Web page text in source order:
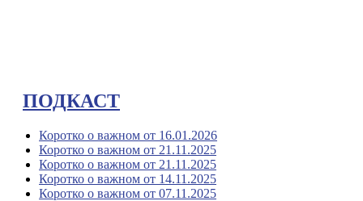
ПОДКАСТ
Коротко о важном от 16.01.2026
Коротко о важном от 21.11.2025
Коротко о важном от 21.11.2025
Коротко о важном от 14.11.2025
Коротко о важном от 07.11.2025